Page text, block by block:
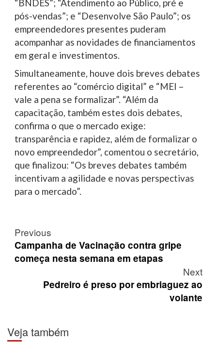
“BNDES”; “Atendimento ao Público, pré e
pós-vendas”; e “Desenvolve São Paulo”; os
empreendedores presentes puderam
acompanhar as novidades de financiamentos
em geral e investimentos.
Simultaneamente, houve dois breves debates
referentes ao “comércio digital” e “MEI –
vale a pena se formalizar”. “Além da
capacitação, também estes dois debates,
confirma o que o mercado exige:
transparência e rapidez, além de formalizar o
novo empreendedor”, comentou o secretário,
que finalizou: “Os breves debates também
incentivam a agilidade e novas perspectivas
para o mercado”.
Post
navigation
Previous
Campanha de Vacinação contra gripe
começa nesta semana em etapas
Next
Pedreiro é preso por embriaguez ao
volante
Veja também